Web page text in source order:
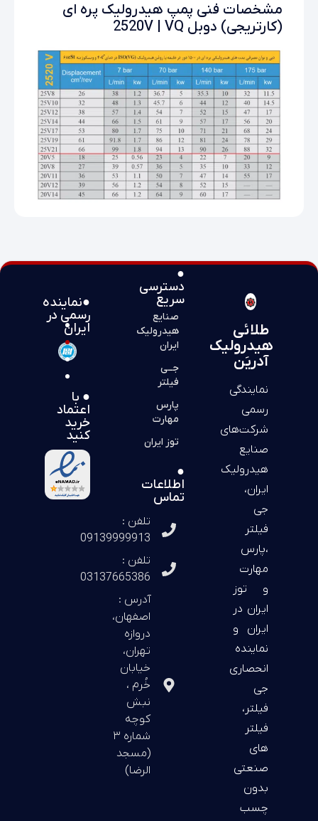
مشخصات فنی پمپ هیدرولیک پره ای
(کارتریجی) دوبل 2520V | VQ
طلائی
هیدرولیک
آدریَن
نمایندگی
رسمی
شرکت‌های
صنایع
هیدرولیک
ایران،
جی
فیلتر
،پارس
مهارت
و توز
ایران در
ایران و
نماینده
انحصاری
جی
فیلتر،
فیلتر
های
صنعتی
بدون
چسب
●نماینده
رسمی در
ایران
● با
اعتماد
خرید
کنید
●
دسترسی
سریع
صنایع
هیدرولیک
ایران
جــی
فیلتر
پارس
مهارت
توز ایران
●
اطلاعات
تماس
تلفن :
09139999913
تلفن :
03137665386
آدرس :
اصفهان،
دروازه
تهران،
خیابان
خُرم ،
نبش
کوچه
شماره ۳
(مسجد
الرضا)